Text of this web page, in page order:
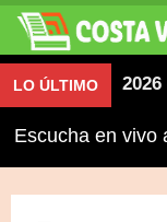
LO ÚLTIMOSD 2026
Escucha en vivo